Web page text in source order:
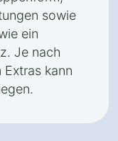
sowie
ein
Je nach
kann